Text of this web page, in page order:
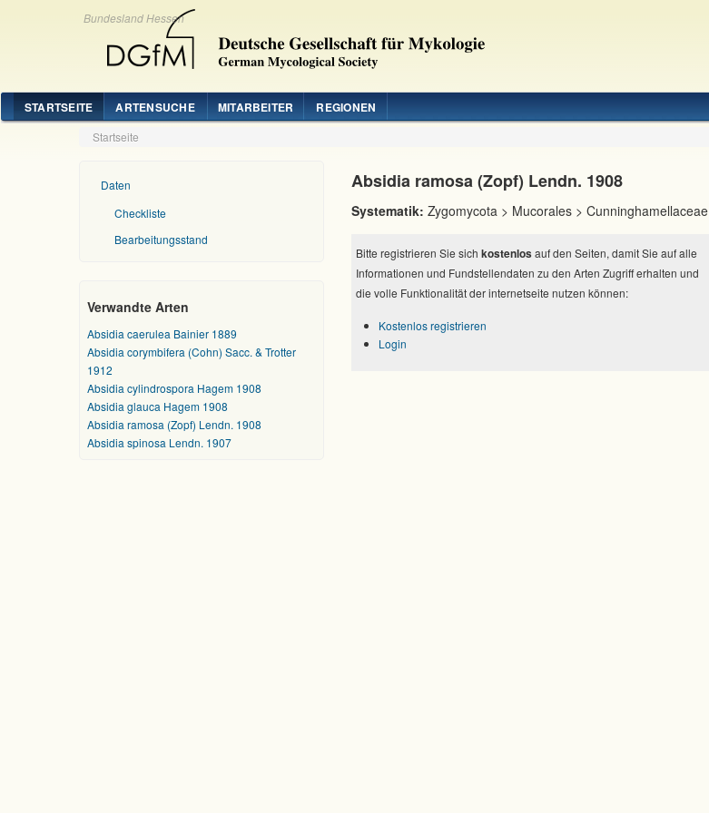
Bundesland Hessen
STARTSEITE ARTENSUCHE MITARBEITER REGIONEN
Startseite
Daten
Checkliste
Bearbeitungsstand
Verwandte Arten
Absidia caerulea Bainier 1889
Absidia corymbifera (Cohn) Sacc. & Trotter
1912
Absidia cylindrospora Hagem 1908
Absidia glauca Hagem 1908
Absidia ramosa (Zopf) Lendn. 1908
Absidia spinosa Lendn. 1907
Absidia ramosa (Zopf) Lendn. 1908
Systematik: Zygomycota > Mucorales > Cunninghamellaceae
Bitte registrieren Sie sich kostenlos auf den Seiten, damit Sie auf alle
Informationen und Fundstellendaten zu den Arten Zugriff erhalten und
die volle Funktionalität der internetseite nutzen können:
Kostenlos registrieren
Login